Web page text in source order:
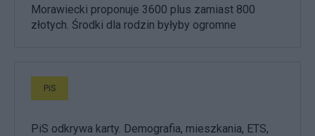
Morawiecki proponuje 3600 plus zamiast 800
złotych. Środki dla rodzin byłyby ogromne
PiS
PiS odkrywa karty. Demografia, mieszkania, ETS,